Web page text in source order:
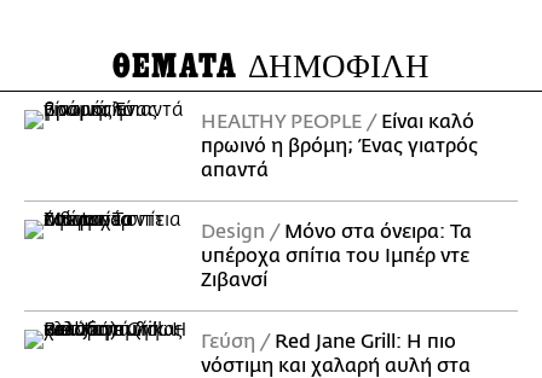
ΘΕΜΑΤΑ ΔΗΜΟΦΙΛΗ
HEALTHY PEOPLE
Είναι καλό
πρωινό η βρόμη; Ένας γιατρός
απαντά
Design
Μόνο στα όνειρα: Τα
υπέροχα σπίτια του Ιμπέρ ντε
Ζιβανσί
Γεύση
Red Jane Grill: Η πιο
νόστιμη και χαλαρή αυλή στα